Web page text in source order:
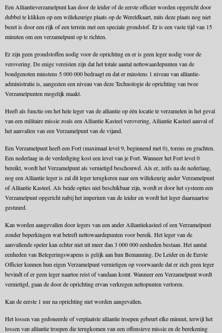
Een Alliantieverzamelpunt kan door de leider of de eerste officier worden opgericht door
dubbel te klikken op een willekeurige plaats op de Wereldkaart, mits deze plaats nog niet
bezet is door een rijk of een terrein met een speciale grondstof. Er is een vaste tijd van 15
minuten om een verzamelpunt op te richten.
Er zijn geen grondstoffen nodig voor de oprichting en er is geen leger nodig voor de
verovering. De enige vereisten zijn dat het totale aantal nettowaardepunten van de
bondgenoten minstens 5 000 000 bedraagt en dat er minstens 1 niveau van alliantie-
administratie is, aangezien een niveau van deze Technologie de oprichting van twee
Verzamelpunten mogelijk maakt.
Heeft als functie om het hele leger van de alliantie op één locatie te verzamelen in het geval
van een militaire missie zoals een Alliantie Kasteel verovering, Alliantie Kasteel aanval of
het aanvallen van een Verzamelpunt van de vijand.
Een Verzamelpunt heeft een Fort (maximaal level 9, beginnend met 0), torens en grachten.
Een nederlaag in de verdediging kost een level van je Fort. Wanneer het Fort level 0
bereikt, wordt het Verzamelpunt als vernietigd beschouwd. Als er, zelfs na de nederlaag,
nog een Alliantie leger is zal dit leger terugkeren naar een willekeurig ander Verzamelpunt
of Alliantie Kasteel. Als beide opties niet beschikbaar zijn, wordt er door het systeem een
Verzamelpunt opgericht nabij het imperium van de leider en wordt het leger daarnaartoe
gestuurd.
Kan worden aangevallen door legers van een ander Alliantiekasteel of een Verzamelpunt
zonder beperkingen wat betreft nettowaardepunten voor bereik. Het leger van de
aanvallende speler kan echter niet uit meer dan 3 000 000 eenheden bestaan. Het aantal
eenheden van Belegeringswapens is gelijk aan hun Bemanning. De Leider en de Eerste
Officier kunnen hun eigen Verzamelpunt vernietigen op voorwaarde dat er zich geen leger
bevindt of er geen leger naartoe reist of vandaan komt. Wanneer een Verzamelpunt wordt
vernietigd, gaan de door de oprichting ervan verkregen nettopunten verloren.
Kan de eerste 1 uur na oprichting niet worden aangevallen.
Het lossen van gedoneerde of verplaatste alliantie troepen gebeurt elke minuut, terwijl het
lossen van alliantie troepen die terugkomen van een offensieve missie en de berekening